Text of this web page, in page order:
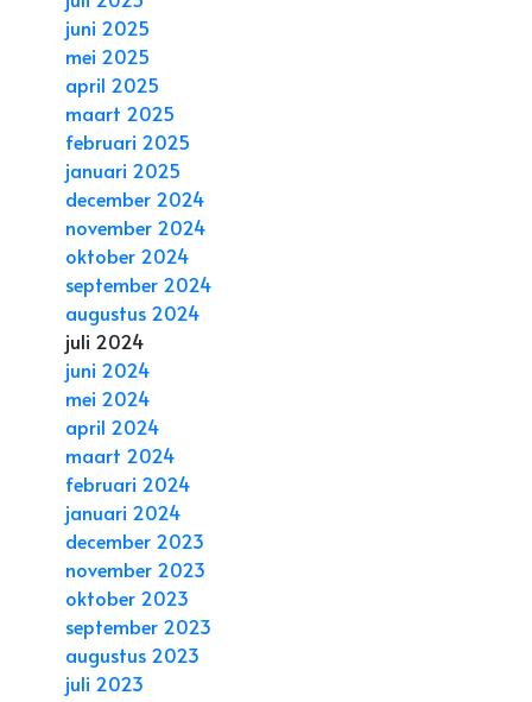
juni 2025
mei 2025
april 2025
maart 2025
februari 2025
januari 2025
december 2024
november 2024
oktober 2024
september 2024
augustus 2024
juli 2024
juni 2024
mei 2024
april 2024
maart 2024
februari 2024
januari 2024
december 2023
november 2023
oktober 2023
september 2023
augustus 2023
juli 2023